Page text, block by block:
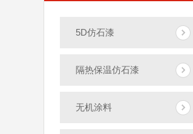
5D仿石漆
隔热保温仿石漆
无机涂料